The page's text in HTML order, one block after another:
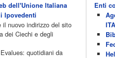
dell'Unione Italiana
Ipovedenti
nuovo indirizzo del sito
dei Ciechi e degli
quotidiani da
Enti